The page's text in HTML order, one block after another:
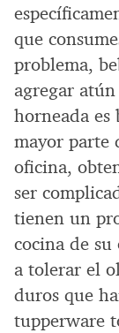
que
problema,
agregar
horneada es
mayor parte
oficina,
ser
tienen un
cocina de su
a tolerar el
duros que
tupperware